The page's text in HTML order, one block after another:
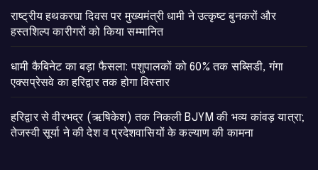
राष्ट्रीय हथकरघा दिवस पर मुख्यमंत्री धामी ने उत्कृष्ट बुनकरों और
हस्तशिल्प कारीगरों को किया सम्मानित
​धामी कैबिनेट का बड़ा फैसला: पशुपालकों को 60% तक सब्सिडी, गंगा
एक्सप्रेसवे का हरिद्वार तक होगा विस्तार
​हरिद्वार से वीरभद्र (ऋषिकेश) तक निकली BJYM की भव्य कांवड़ यात्रा;
तेजस्वी सूर्या ने की देश व प्रदेशवासियों के कल्याण की कामना